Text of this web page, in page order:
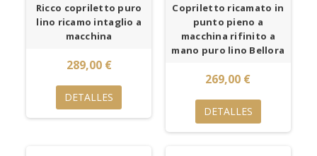
Ricco copriletto puro
lino ricamo intaglio a
macchina
289,00 €
DETALLES
Copriletto ricamato in
punto pieno a
macchina rifinito a
mano puro lino Bellora
269,00 €
DETALLES